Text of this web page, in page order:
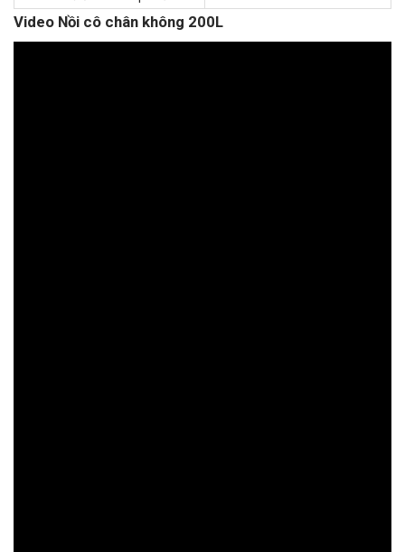
Video Nồi cô chân không 200L